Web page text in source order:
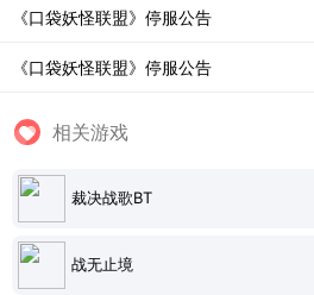
《口袋妖怪联盟》停服公告
《口袋妖怪联盟》停服公告
相关游戏
裁决战歌BT
战无止境